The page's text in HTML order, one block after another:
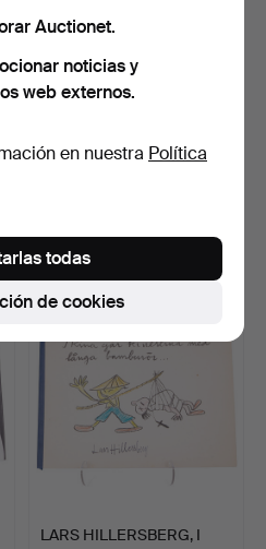
OTTO WALCHA, Meissner
1 puja
32 USD
LARS HILLERSBERG, I
Auctionet.
noticias y
web externos.
en nuestra Política
de cookies
todas